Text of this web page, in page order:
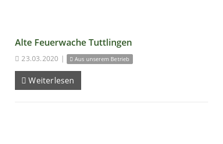
Alte Feuerwache Tuttlingen
23.03.2020 | Aus unserem Betrieb
Weiterlesen